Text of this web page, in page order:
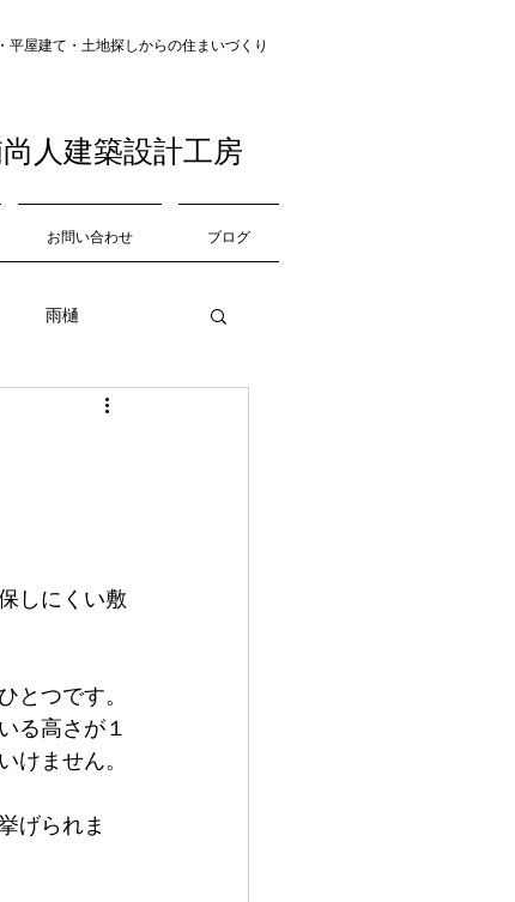
屋建て・土地探し​​からの住まいづくり
人建築設計工房
お問い合わせ ブログ
雨樋
道路
しにくい敷
とつです。
る高さが１
けません。
げられま